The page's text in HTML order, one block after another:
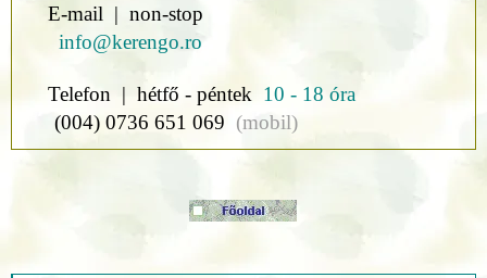
E-mail | non-stop
info@kerengo.ro
Telefon | hétfő - péntek 10 - 18 óra
(004) 0736 651 069 (mobil)